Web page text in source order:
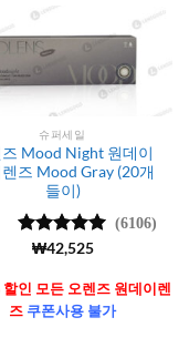
슈퍼세일
즈 Mood Night 원데이
즈 Mood Gray (20개
들이)
5 중에서
가됨
(6106)
₩42,525
인 모든 오렌즈 원데이렌
즈 쿠폰사용 불가